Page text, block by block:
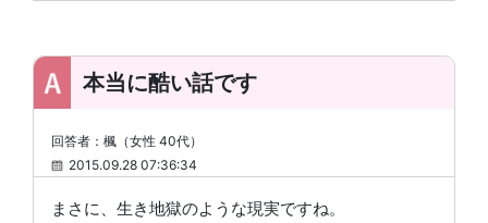
本当に酷い話です
回答者：楓（女性 40代）
2015.09.28 07:36:34
まさに、生き地獄のような現実ですね。